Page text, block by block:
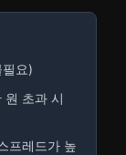
요)
원 초과 시
프레드가 높